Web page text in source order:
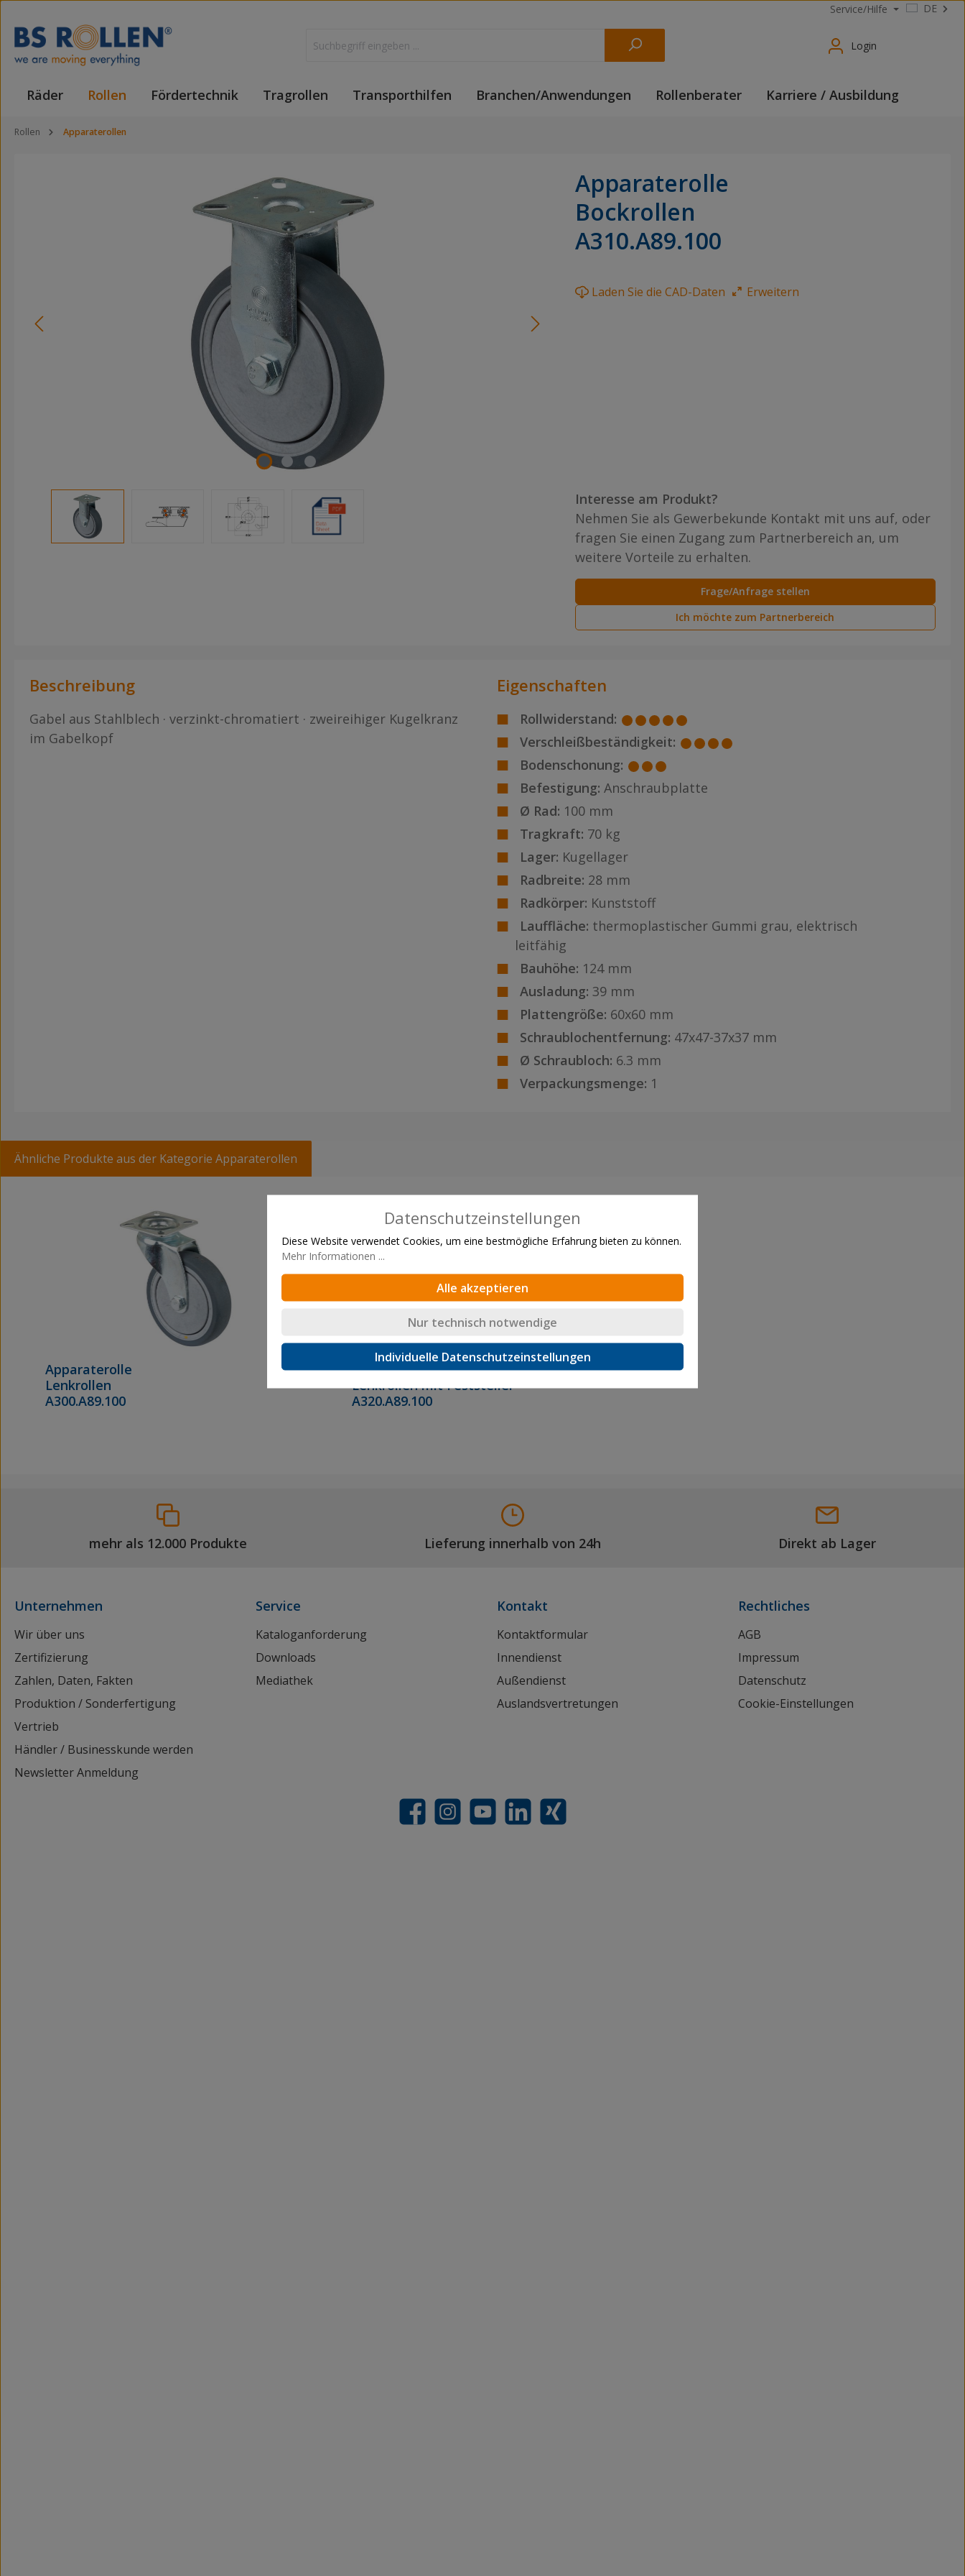
DE
Service/Hilfe
Login
Räder Rollen Fördertechnik Tragrollen Transporthilfen Branchen/Anwendungen Rollenberater Karriere / Ausbildung
Rollen Apparaterollen
Apparaterolle
Bockrollen
A310.A89.100
Laden Sie die CAD-Daten Erweitern
Interesse am Produkt?
Nehmen Sie als Gewerbekunde Kontakt mit uns auf, oder
fragen Sie einen Zugang zum Partnerbereich an, um
weitere Vorteile zu erhalten.
Frage/Anfrage stellen
Ich möchte zum Partnerbereich
Beschreibung
Gabel aus Stahlblech · verzinkt-chromatiert · zweireihiger Kugelkranz
im Gabelkopf
Eigenschaften
Rollwiderstand:
Verschleißbeständigkeit:
Bodenschonung:
Befestigung: Anschraubplatte
Ø Rad: 100 mm
Tragkraft: 70 kg
Lager: Kugellager
Radbreite: 28 mm
Radkörper: Kunststoff
Lauffläche: thermoplastischer Gummi grau, elektrisch
leitfähig
Bauhöhe: 124 mm
Ausladung: 39 mm
Plattengröße: 60x60 mm
Schraublochentfernung: 47x47-37x37 mm
Ø Schraubloch: 6.3 mm
Verpackungsmenge: 1
Ähnliche Produkte aus der Kategorie Apparaterollen
Apparaterolle
Lenkrollen
A300.A89.100
Apparaterolle
Lenkrollen mit Feststeller
A320.A89.100
mehr als 12.000 Produkte Lieferung innerhalb von 24h Direkt ab Lager
Unternehmen
Wir über uns
Zertifizierung
Zahlen, Daten, Fakten
Produktion / Sonderfertigung
Vertrieb
Händler / Businesskunde werden
Newsletter Anmeldung
Service
Kataloganforderung
Downloads
Mediathek
Kontakt
Kontaktformular
Innendienst
Außendienst
Auslandsvertretungen
Rechtliches
AGB
Impressum
Datenschutz
Cookie-Einstellungen
FacebookInstagramYouTubeLinkedInXing
Datenschutzeinstellungen
Diese Website verwendet Cookies, um eine bestmögliche Erfahrung bieten zu können.
Mehr Informationen ...
Alle akzeptieren
Nur technisch notwendige
Individuelle Datenschutzeinstellungen